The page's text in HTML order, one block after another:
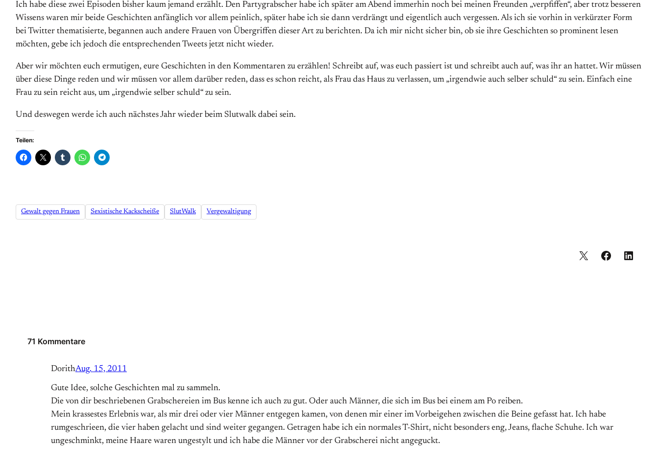
Ich habe diese zwei Episoden bisher kaum jemand erzählt. Den Partygrabscher habe ich später am Abend immerhin noch bei meinen Freunden „verpfiffen“, aber trotz besseren
Wissens waren mir beide Geschichten anfänglich vor allem peinlich, später habe ich sie dann verdrängt und eigentlich auch vergessen. Als ich sie vorhin in verkürzter Form
bei Twitter thematisierte, begannen auch andere Frauen von Übergriffen dieser Art zu berichten. Da ich mir nicht sicher bin, ob sie ihre Geschichten so prominent lesen
möchten, gebe ich jedoch die entsprechenden Tweets jetzt nicht wieder.
Aber wir möchten euch ermutigen, eure Geschichten in den Kommentaren zu erzählen! Schreibt auf, was euch passiert ist und schreibt auch auf, was ihr an hattet. Wir müssen
über diese Dinge reden und wir müssen vor allem darüber reden, dass es schon reicht, als Frau das Haus zu verlassen, um „irgendwie auch selber schuld“ zu sein. Einfach eine
Frau zu sein reicht aus, um „irgendwie selber schuld“ zu sein.
Und deswegen werde ich auch nächstes Jahr wieder beim Slutwalk dabei sein.
Teilen:
Gewalt gegen Frauen Sexistische Kackscheiße SlutWalk Vergewaltigung
71 Kommentare
DorithAug. 15, 2011
Gute Idee, solche Geschichten mal zu sammeln.
Die von dir beschriebenen Grabschereien im Bus kenne ich auch zu gut. Oder auch Männer, die sich im Bus bei einem am Po reiben.
Mein krassestes Erlebnis war, als mir drei oder vier Männer entgegen kamen, von denen mir einer im Vorbeigehen zwischen die Beine gefasst hat. Ich habe
rumgeschrieen, die vier haben gelacht und sind weiter gegangen. Getragen habe ich ein normales T-Shirt, nicht besonders eng, Jeans, flache Schuhe. Ich war
ungeschminkt, meine Haare waren ungestylt und ich habe die Männer vor der Grabscherei nicht angeguckt.